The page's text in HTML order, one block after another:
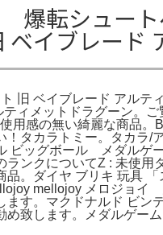
転シュート
ベイブレード
旧 ベイブレード アルテ
ティメットドラグーン。
用感の無い綺麗な商品
！タカラトミー。タカラ
ビッグボール メダル
ランクについてZ : 未使用
品。ダイヤ ブリキ 玩具
mellojoy メロジョ
ます。マクドナルド ビン
め致します。メダルゲー